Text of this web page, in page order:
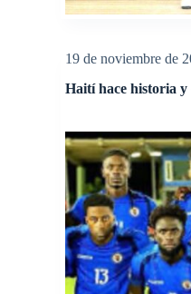
19 de noviembre de
Haití hace historia